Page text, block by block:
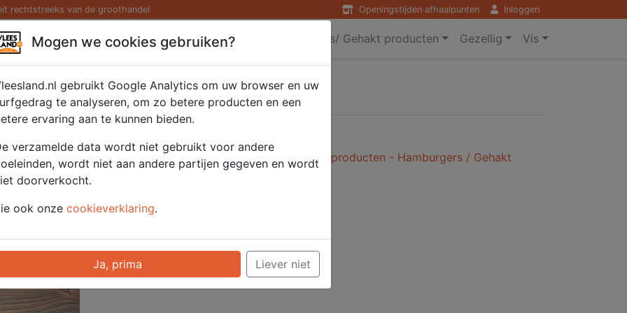
rechtstreeks van de groothandel Openingstijden afhaalpunten Inloggen
Kaas/ Zuivel Saté/ Barbecue Diversen Hamburgers/ Gehakt producten Gezellig Vis
5 x 200 gr.
Categorie
Hamburgers/ Gehakt producten - Hamburgers / Gehakt
producten
Voor onze prijzen moet u ingelogd zijn.
Mogen we cookies gebruiken?
gebruikt Google Analytics om uw browser en uw
te analyseren, om zo betere producten en een
ervaring aan te kunnen bieden.
verzamelde data wordt niet gebruikt voor andere
wordt niet aan andere partijen gegeven en wordt
doorverkocht.
ook onze cookieverklaring.
Ja, prima Liever niet